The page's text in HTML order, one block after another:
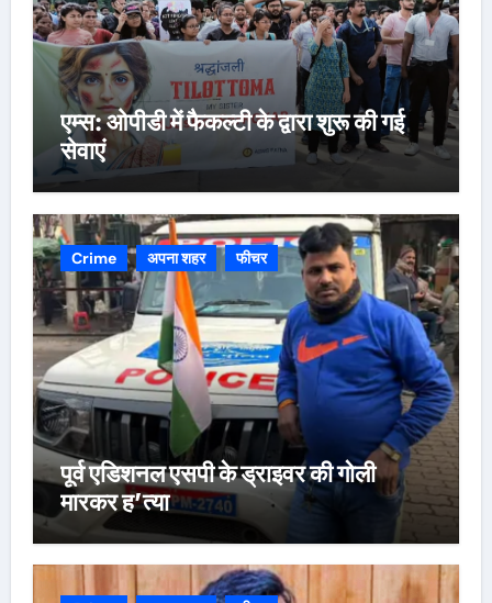
एम्स: ओपीडी में फैकल्टी के द्वारा शुरू की गई
सेवाएं
Crime अपना शहर फीचर
पूर्व एडिशनल एसपी के ड्राइवर की गोली
मारकर ह’त्या